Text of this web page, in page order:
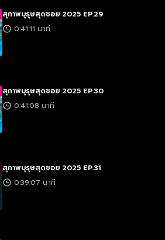
สุภาพบุรุษสุดซอย 2025 EP.29
0:41:11 นาที
สุภาพบุรุษสุดซอย 2025 EP.30
0:41:08 นาที
สุภาพบุรุษสุดซอย 2025 EP.31
0:39:07 นาที